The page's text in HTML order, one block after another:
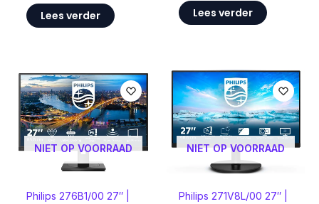
Lees verder Lees verder
NIET OP VOORRAAD
Philips 276B1/00 27″ |
NIET OP VOORRAAD
Philips 271V8L/00 27″ |